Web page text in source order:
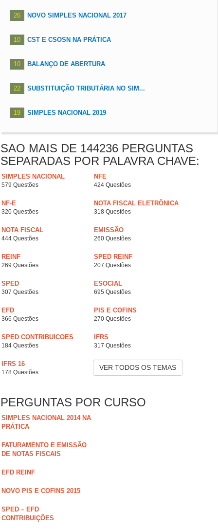
26 NOVO SIMPLES NACIONAL 2017
10 CST E CSOSN NA PRÁTICA
10 BALANÇO DE ABERTURA
22 SUBSTITUIÇÃO TRIBUTÁRIA NO SIM...
19 SIMPLES NACIONAL 2019
SAO MAIS DE 144236 PERGUNTAS
SEPARADAS POR PALAVRA CHAVE:
SIMPLES NACIONAL
579 Questões
NFE
424 Questões
NF-E
320 Questões
NOTA FISCAL ELETRÔNICA
318 Questões
NOTA FISCAL
444 Questões
EMISSÃO
260 Questões
REINF
269 Questões
SPED REINF
207 Questões
SPED
307 Questões
ESOCIAL
695 Questões
EFD
366 Questões
PIS E COFINS
270 Questões
SPED CONTRIBUICOES
184 Questões
IFRS
317 Questões
IFRS 16
178 Questões
VER TODOS OS TEMAS
PERGUNTAS POR CURSO
SIMPLES NACIONAL 2014 NA
PRÁTICA
FATURAMENTO E EMISSÃO
DE NOTAS FISCAIS
EFD REINF
NOVO PIS E COFINS 2015
SPED – EFD
CONTRIBUIÇÕES